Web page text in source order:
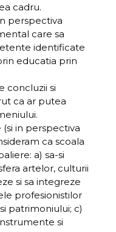
cadru.
perspectiva
care sa
identificate
educatia prin
concluzii si
ca ar putea
in perspectiva
ca scoala
a) sa-si
artelor, culturii
si sa integreze
profesionistilor
patrimoniului; c)
si